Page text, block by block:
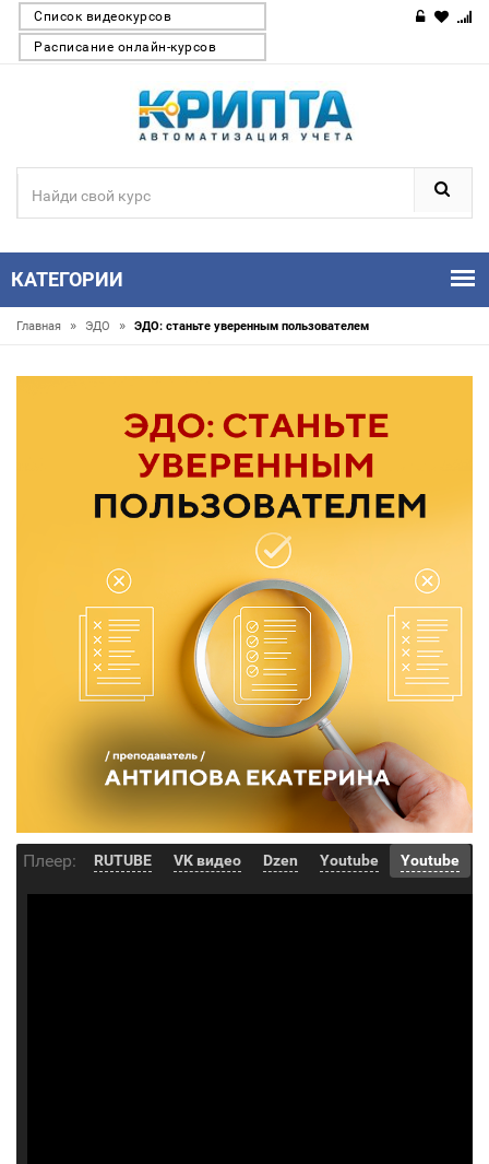
Список видеокурсов
Расписание онлайн-курсов
КАТЕГОРИИ
Главная » ЭДО » ЭДО: станьте уверенным пользователем
Плеер: RUTUBE VK видео Dzen Youtube Youtube